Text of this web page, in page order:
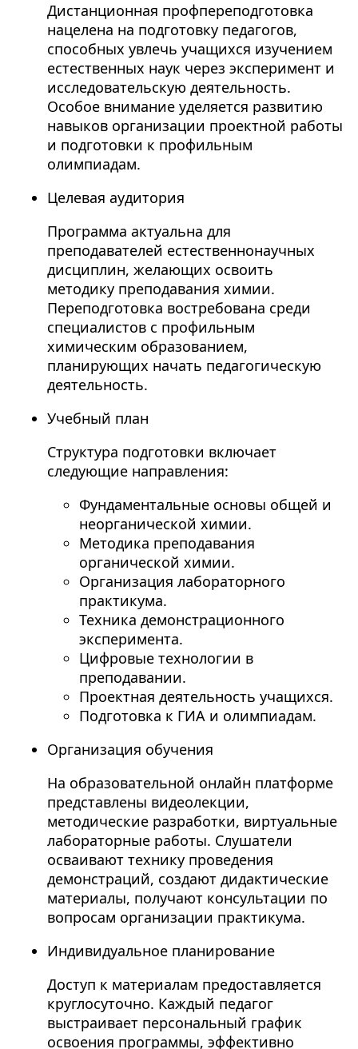
Дистанционная профпереподготовка
нацелена на подготовку педагогов,
способных увлечь учащихся изучением
естественных наук через эксперимент и
исследовательскую деятельность.
Особое внимание уделяется развитию
навыков организации проектной работы
и подготовки к профильным
олимпиадам.
Целевая аудитория
Программа актуальна для
преподавателей естественнонаучных
дисциплин, желающих освоить
методику преподавания химии.
Переподготовка востребована среди
специалистов с профильным
химическим образованием,
планирующих начать педагогическую
деятельность.
Учебный план
Структура подготовки включает
следующие направления:
Фундаментальные основы общей и
неорганической химии.
Методика преподавания
органической химии.
Организация лабораторного
практикума.
Техника демонстрационного
эксперимента.
Цифровые технологии в
преподавании.
Проектная деятельность учащихся.
Подготовка к ГИА и олимпиадам.
Организация обучения
На образовательной онлайн платформе
представлены видеолекции,
методические разработки, виртуальные
лабораторные работы. Слушатели
осваивают технику проведения
демонстраций, создают дидактические
материалы, получают консультации по
вопросам организации практикума.
Индивидуальное планирование
Доступ к материалам предоставляется
круглосуточно. Каждый педагог
выстраивает персональный график
освоения программы, эффективно